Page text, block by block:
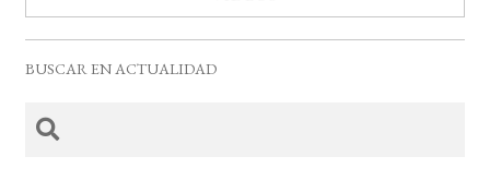
BUSCAR EN ACTUALIDAD